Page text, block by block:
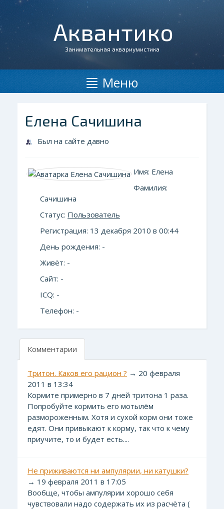
Аквантико
Занимательная аквариумистика
Меню
Елена Сачишина
Был на сайте давно
Имя: Елена
Фамилия:
Сачишина
Статус: Пользователь
Регистрация: 13 декабря 2010 в 00:44
День рождения: -
Живёт: -
Сайт: -
ICQ: -
Телефон: -
Комментарии
Тритон. Каков его рацион ? → 20 февраля
2011 в 13:34
Кормите примерно в 7 дней тритона 1 раза.
Попробуйте кормить его мотылём
размороженным. Хотя и сухой корм они тоже
едят. Они привыкают к корму, так что к чему
приучите, то и будет есть....
Не приживаются ни ампулярии, ни катушки?
→ 19 февраля 2011 в 17:05
Вообще, чтобы ампулярии хорошо себя
чувствовали надо содержать их из расчёта (